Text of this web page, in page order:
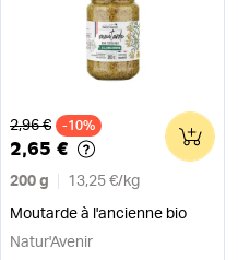
Ancien prix
2,96 € -10%
2,65 €
200 g 13,25 €/ kg
Moutarde à l'ancienne bio
0
Natur'Avenir